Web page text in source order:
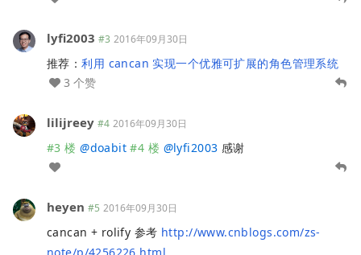
lyfi2003 #3 2016年09月30日
推荐：利用 cancan 实现一个优雅可扩展的角色管理系统
3 个赞
lilijreey #4 2016年09月30日
#3 楼 @doabit #4 楼 @lyfi2003 感谢
heyen #5 2016年09月30日
cancan + rolify 参考 http://www.cnblogs.com/zs-
note/p/4256226.html